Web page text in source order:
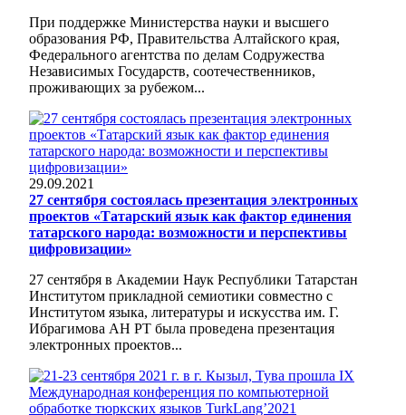
При поддержке Министерства науки и высшего
образования РФ, Правительства Алтайского края,
Федерального агентства по делам Содружества
Независимых Государств, соотечественников,
проживающих за рубежом...
29.09.2021
27 сентября состоялась презентация электронных
проектов «Татарский язык как фактор единения
татарского народа: возможности и перспективы
цифровизации»
27 сентября в Академии Наук Республики Татарстан
Институтом прикладной семиотики совместно с
Институтом языка, литературы и искусства им. Г.
Ибрагимова АН РТ была проведена презентация
электронных проектов...